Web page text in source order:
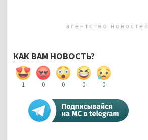
КАК ВАМ НОВОСТЬ?
1 0 0 0 0